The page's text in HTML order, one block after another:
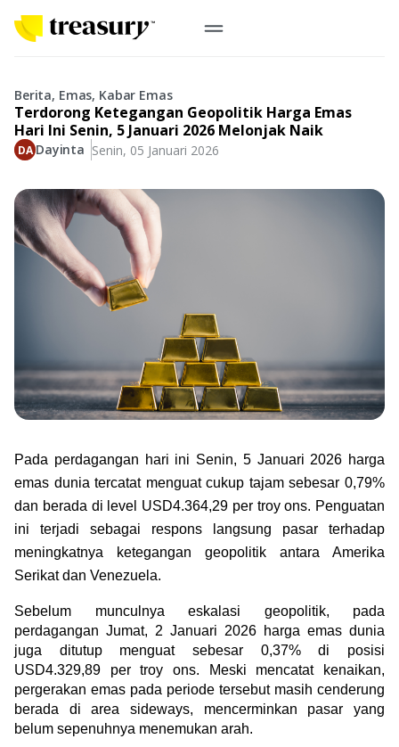
Emas Fisik
Logam Mulia
Antam, UBS
Koin Emas
Koin Nusantara, Lunar & Custom
Perhiasan
Buyback
Jual emas kamu ke Treasury
Event
Perusahaan
Berkontribusi pada hal yang benar-benar berarti
#BuatMasaDepan
Green Gold
Profile
Tata Kelola
Indonesia
Berita, Emas, Kabar Emas
Terdorong Ketegangan Geopolitik Harga Emas
Hari Ini Senin, 5 Januari 2026 Melonjak Naik
Dayinta Senin, 05 Januari 2026
Pada perdagangan hari ini Senin, 5 Januari 2026 harga
emas dunia tercatat menguat cukup tajam sebesar 0,79%
dan berada di level USD4.364,29 per troy ons. Penguatan
ini terjadi sebagai respons langsung pasar terhadap
meningkatnya ketegangan geopolitik antara Amerika
Serikat dan Venezuela.
Sebelum munculnya eskalasi geopolitik, pada
perdagangan Jumat, 2 Januari 2026 harga emas dunia
juga ditutup menguat sebesar 0,37% di posisi
USD4.329,89 per troy ons. Meski mencatat kenaikan,
pergerakan emas pada periode tersebut masih cenderung
berada di area sideways, mencerminkan pasar yang
belum sepenuhnya menemukan arah.